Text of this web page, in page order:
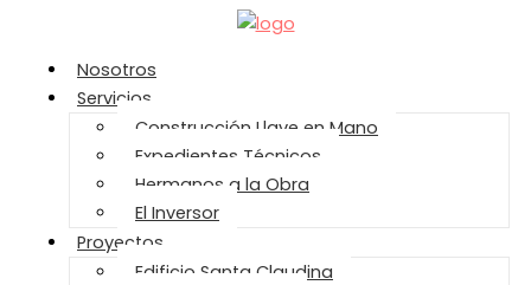
Nosotros
Servicios
Construcción Llave en Mano
Expedientes Técnicos
Hermanos a la Obra
El Inversor
Proyectos
Edificio Santa Claudina